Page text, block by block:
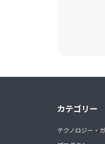
カテゴリー
テクノロジー・